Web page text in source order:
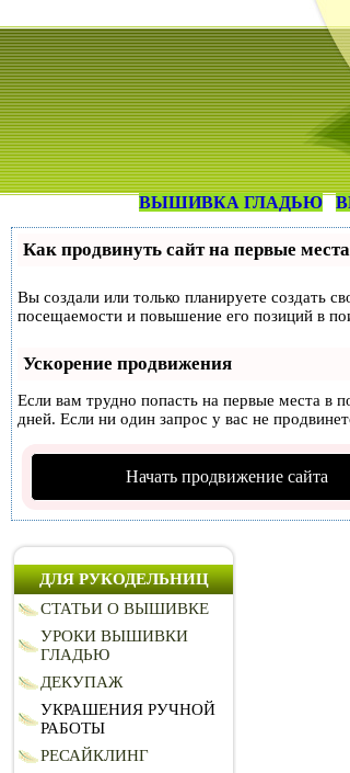
ВЫШИВКА ГЛАДЬЮ
Как продвинуть сайт на первые
Вы создали или только планируете создать
посещаемости и повышение его позиций в
Ускорение продвижения
Если вам трудно попасть на первые места в
дней. Если ни один запрос у вас не
Начать продвижение сайта
ДЛЯ РУКОДЕЛЬНИЦ
СТАТЬИ О ВЫШИВКЕ
УРОКИ ВЫШИВКИ
ГЛАДЬЮ
ДЕКУПАЖ
УКРАШЕНИЯ РУЧНОЙ
РАБОТЫ
РЕСАЙКЛИНГ